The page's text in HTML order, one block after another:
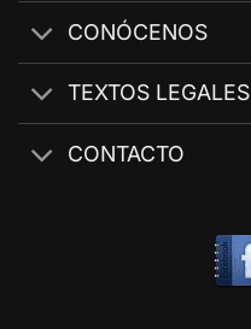
CONÓCENOS
TEXTOS LEGALES
CONTACTO